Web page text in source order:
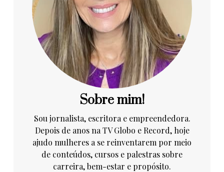
Sobre mim!
Sou jornalista, escritora e empreendedora.
Depois de anos na TV Globo e Record, hoje
ajudo mulheres a se reinventarem por meio
de conteúdos, cursos e palestras sobre
carreira, bem-estar e propósito.